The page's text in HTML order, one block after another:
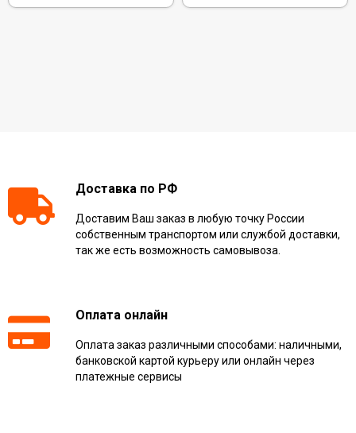
Доставка по РФ
Доставим Ваш заказ в любую точку России
собственным транспортом или службой доставки,
так же есть возможность самовывоза.
Оплата онлайн
Оплата заказ различными способами: наличными,
банковской картой курьеру или онлайн через
платежные сервисы